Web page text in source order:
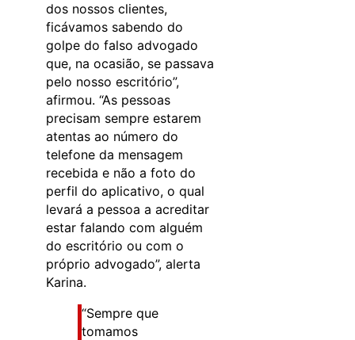
dos nossos clientes,
ficávamos sabendo do
golpe do falso advogado
que, na ocasião, se passava
pelo nosso escritório”,
afirmou. “As pessoas
precisam sempre estarem
atentas ao número do
telefone da mensagem
recebida e não a foto do
perfil do aplicativo, o qual
levará a pessoa a acreditar
estar falando com alguém
do escritório ou com o
próprio advogado”, alerta
Karina.
“Sempre que
tomamos